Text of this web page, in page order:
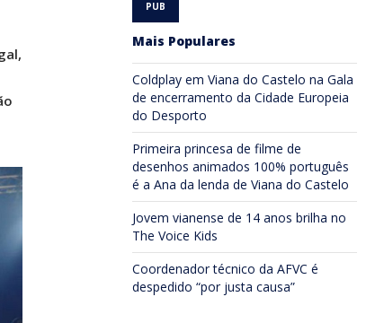
Mais Populares
Coldplay em Viana do Castelo na Gala
de encerramento da Cidade Europeia
do Desporto
Primeira princesa de filme de
desenhos animados 100% português
é a Ana da lenda de Viana do Castelo
Jovem vianense de 14 anos brilha no
The Voice Kids
Coordenador técnico da AFVC é
despedido “por justa causa”